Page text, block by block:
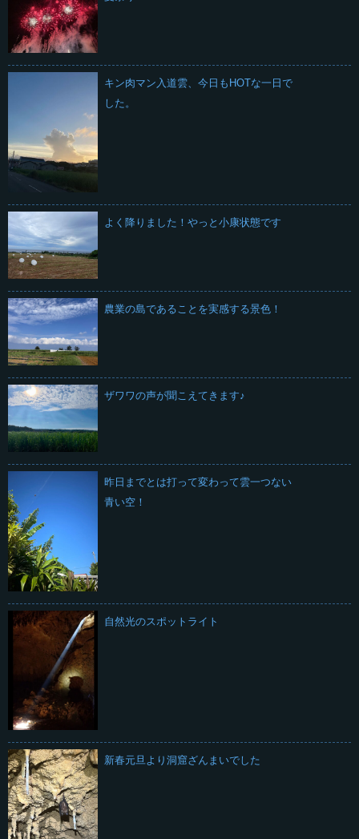
キン肉マン入道雲、今日もHOTな一日で
した。
よく降りました！やっと小康状態です
農業の島であることを実感する景色！
ザワワの声が聞こえてきます♪
昨日までとは打って変わって雲一つない
青い空！
自然光のスポットライト
新春元旦より洞窟ざんまいでした